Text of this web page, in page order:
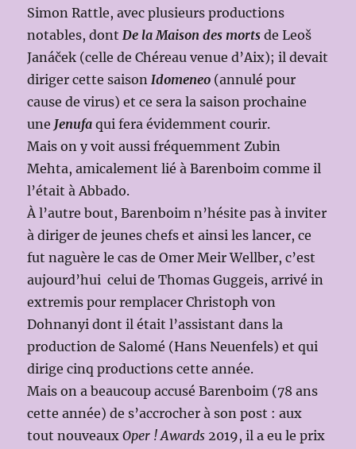
Simon Rattle, avec plusieurs productions
notables, dontDe la Maison des morts de Leoš
Janáček (celle de Chéreau venue d’Aix); il devait
diriger cette saisonIdomeneo (annulé pour
cause de virus) et ce sera la saison prochaine
une Jenufa qui fera évidemment courir.
Mais on y voit aussi fréquemment Zubin
Mehta, amicalement lié à Barenboim comme il
l’était à Abbado.
À l’autre bout, Barenboim n’hésite pas à inviter
à diriger de jeunes chefs et ainsi les lancer, ce
fut naguère le cas de Omer Meir Wellber, c’est
aujourd’hui celui de Thomas Guggeis, arrivé in
extremis pour remplacer Christoph von
Dohnanyi dont il était l’assistant dans la
production de Salomé (Hans Neuenfels) et qui
dirige cinq productions cette année.
Mais on a beaucoup accusé Barenboim (78 ans
cette année) de s’accrocher à son post : aux
tout nouveauxOper ! Awards 2019, il a eu le prix